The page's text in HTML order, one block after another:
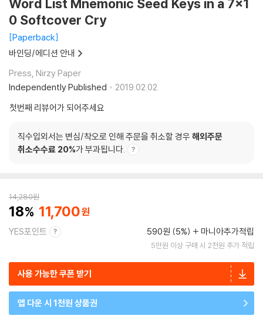
Word List Mnemonic Seed Keys in a 7x1
0 Softcover Cry
Paperback
바인딩/에디션 안내
Press, Nirzy Paper
Independently Published
2019.02.02.
첫번째 리뷰어가 되어주세요
직수입외서는 변심/착오로 인해 주문을 취소할 경우 해외주문
취소수수료 20%가 부과됩니다.
14,280원
18 11,700
YES포인트 590원 (5%) 마니아추가적립
5만원 이상 구매 시 2천원 추가 적립
사용 가능한 쿠폰 받기
앱 다운 시 1천원 상품권